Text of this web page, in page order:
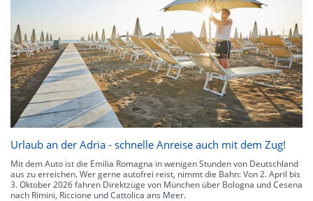
Urlaub an der Adria - schnelle Anreise auch mit dem Zug!
Mit dem Auto ist die Emilia Romagna in wenigen Stunden von Deutschland
aus zu erreichen. Wer gerne autofrei reist, nimmt die Bahn: Von 2. April bis
3. Oktober 2026 fahren Direktzüge von München über Bologna und Cesena
nach Rimini, Riccione und Cattolica ans Meer.